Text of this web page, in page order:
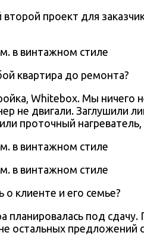
проект для
квартира до ремонта?
Whitebox. Мы ничего
не двигали. Заглушили
проточный
о клиенте и его семье?
планировалась под
остальных предложений с